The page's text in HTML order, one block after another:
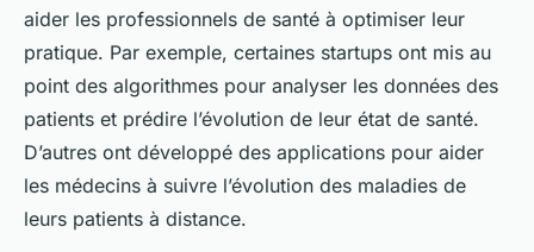
aider les professionnels de santé à optimiser leur
pratique. Par exemple, certaines startups ont mis au
point des algorithmes pour analyser les données des
patients et prédire l’évolution de leur état de santé.
D’autres ont développé des applications pour aider
les médecins à suivre l’évolution des maladies de
leurs patients à distance.